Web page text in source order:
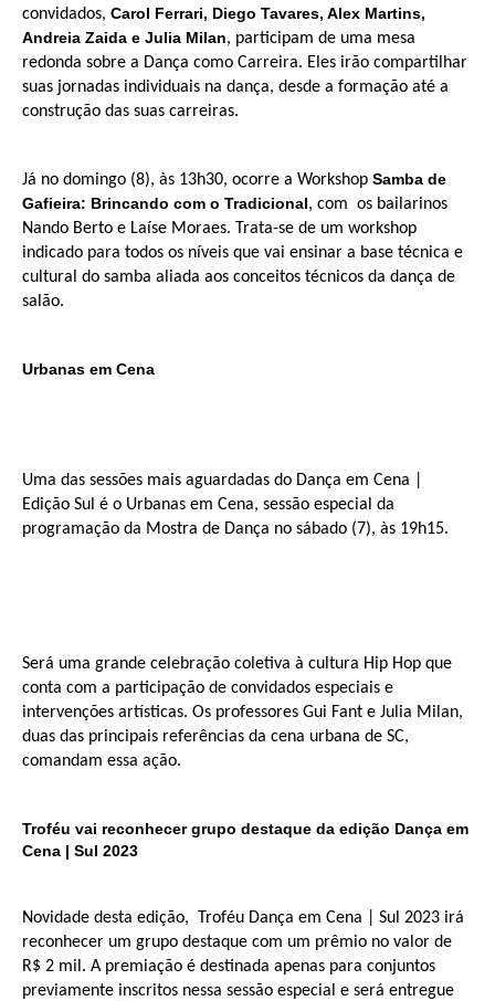
convidados, Carol Ferrari, Diego Tavares, Alex Martins,
Andreia Zaida e Julia Milan, participam de uma mesa
redonda sobre a Dança como Carreira. Eles irão compartilhar
suas jornadas individuais na dança, desde a formação até a
construção das suas carreiras.
Já no domingo (8), às 13h30, ocorre a Workshop Samba de
Gafieira: Brincando com o Tradicional, com os bailarinos
Nando Berto e Laíse Moraes. Trata-se de um workshop
indicado para todos os níveis que vai ensinar a base técnica e
cultural do samba aliada aos conceitos técnicos da dança de
salão.
Urbanas em Cena
Uma das sessões mais aguardadas do Dança em Cena |
Edição Sul é o Urbanas em Cena, sessão especial da
programação da Mostra de Dança no sábado (7), às 19h15.
Será uma grande celebração coletiva à cultura Hip Hop que
conta com a participação de convidados especiais e
intervenções artísticas. Os professores Gui Fant e Julia Milan,
duas das principais referências da cena urbana de SC,
comandam essa ação.
Troféu vai reconhecer grupo destaque da edição Dança em
Cena | Sul 2023
Novidade desta edição, Troféu Dança em Cena | Sul 2023 irá
reconhecer um grupo destaque com um prêmio no valor de
R$ 2 mil. A premiação é destinada apenas para conjuntos
previamente inscritos nessa sessão especial e será entregue